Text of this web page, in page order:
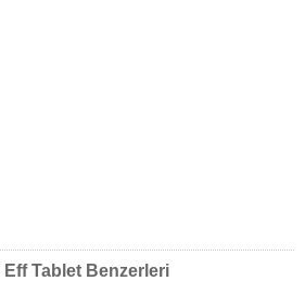
Eff Tablet Benzerleri